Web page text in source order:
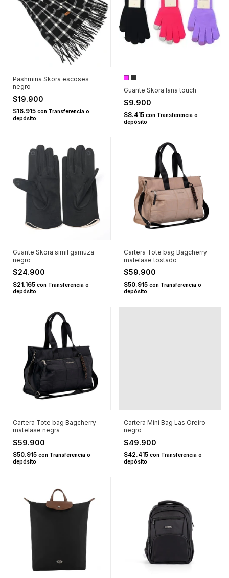
Pashmina Skora escoses
negro
$19.900
$16.915 con Transferencia o
depósito
Guante Skora lana touch
$9.900
$8.415 con Transferencia o
depósito
Guante Skora simil gamuza
negro
$24.900
$21.165 con Transferencia o
depósito
Cartera Tote bag Bagcherry
matelase tostado
$59.900
$50.915 con Transferencia o
depósito
Cartera Tote bag Bagcherry
matelase negra
$59.900
$50.915 con Transferencia o
depósito
Cartera Mini Bag Las Oreiro
negro
$49.900
$42.415 con Transferencia o
depósito